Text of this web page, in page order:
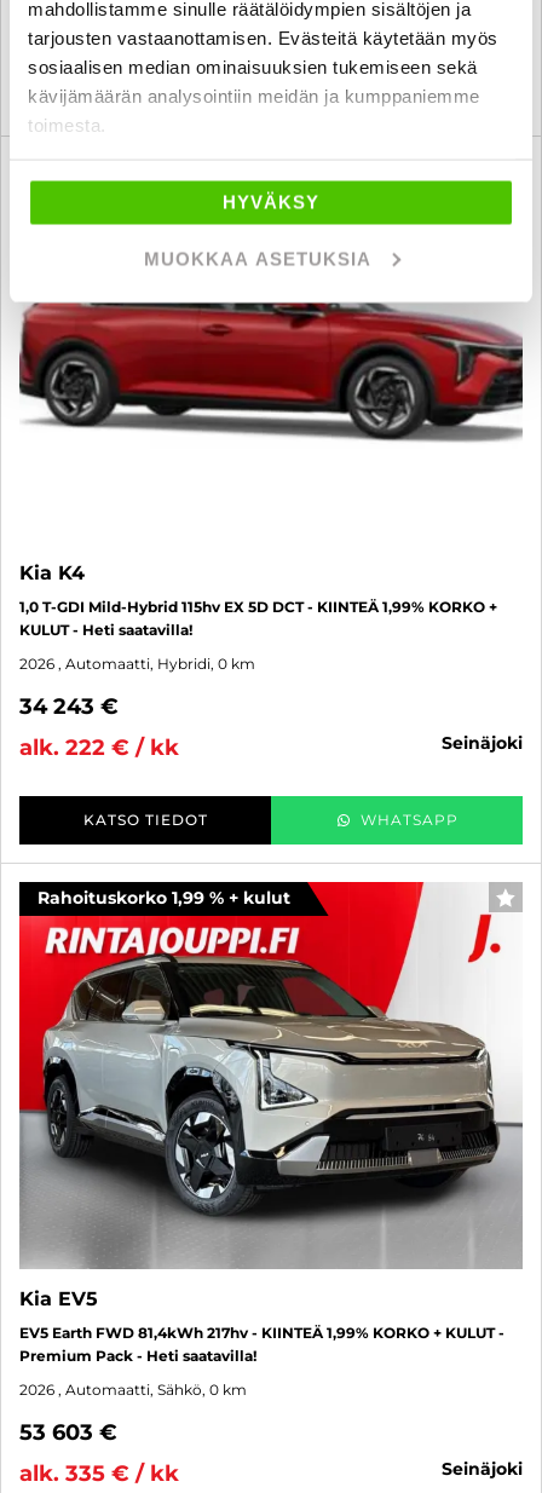
mahdollistamme sinulle räätälöidympien sisältöjen ja
tarjousten vastaanottamisen. Evästeitä käytetään myös
sosiaalisen median ominaisuuksien tukemiseen sekä
kävijämäärän analysointiin meidän ja kumppaniemme
toimesta.
HYVÄKSY
MUOKKAA ASETUKSIA
alk. 188 € / kk seinäjoki
KATSO TIEDOT WHATSAPP
Kia K4
1,0 T-GDI Mild-Hybrid 115hv EX 5D DCT - KIINTEÄ 1,99% KORKO +
KULUT - Heti saatavilla!
2026 , Automaatti, Hybridi, 0 km
34 243 €
alk. 222 € / kk
seinäjoki
KATSO TIEDOT WHATSAPP
Rahoituskorko 1,99 % + kulut
Kia EV5
EV5 Earth FWD 81,4kWh 217hv - KIINTEÄ 1,99% KORKO + KULUT -
Premium Pack - Heti saatavilla!
2026 , Automaatti, Sähkö, 0 km
53 603 €
alk. 335 € / kk
seinäjoki